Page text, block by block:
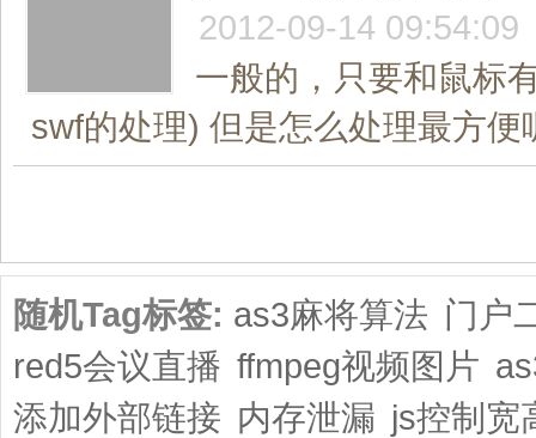
2012-09-14 09:54:09
一般的，只要和鼠标
swf的处理) 但是怎么处理最方便
随机Tag标签: as3麻将算法 门户
red5会议直播 ffmpeg视频图片
添加外部链接 内存泄漏 js控制宽